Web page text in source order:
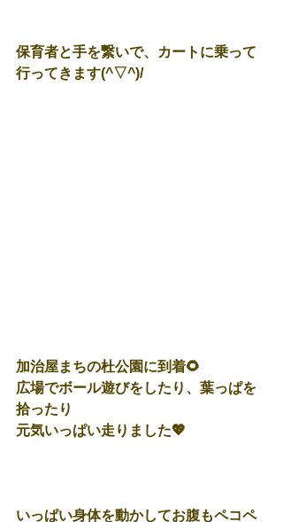
保育者と手を繋いで、カートに乗って
行ってきます(^▽^)/
加治屋まちの杜公園に到着🌻
広場でボール遊びをしたり、葉っぱを
拾ったり
元気いっぱい走りました💖
いっぱい身体を動かしてお腹もペコペ